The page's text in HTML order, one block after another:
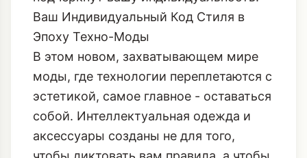
Ваш Индивидуальный Код Стиля в
Эпоху Техно-Моды
В этом новом, захватывающем мире
моды, где технологии переплетаются с
эстетикой, самое главное - оставаться
собой. Интеллектуальная одежда и
аксессуары созданы не для того,